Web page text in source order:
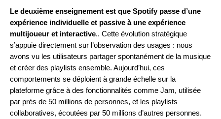
Le deuxième enseignement est que Spotify passe d’une
expérience individuelle et passive à une expérience
multijoueur et interactive.. Cette évolution stratégique
s’appuie directement sur l’observation des usages : nous
avons vu les utilisateurs partager spontanément de la musique
et créer des playlists ensemble. Aujourd’hui, ces
comportements se déploient à grande échelle sur la
plateforme grâce à des fonctionnalités comme Jam, utilisée
par près de 50 millions de personnes, et les playlists
collaboratives, écoutées par 50 millions d’autres personnes.